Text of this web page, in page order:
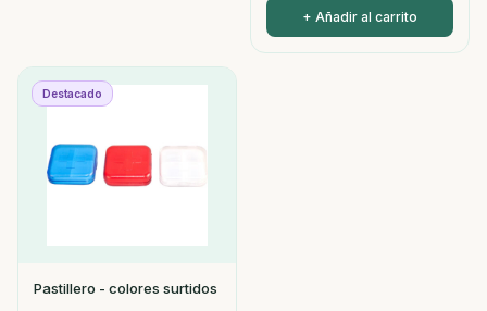
+ Añadir al carrito
Destacado
Pastillero - colores surtidos